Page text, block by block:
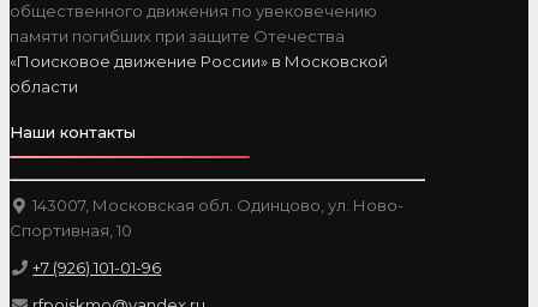
общественного движения по увековечению
памяти погибших при защите Отечества
«Поисковое движение России» в Московской
области
Наши контакты
143007, Московская обл. Одинцово, ул. Ново-
Спортивная, 10
+7 (926) 101-01-96